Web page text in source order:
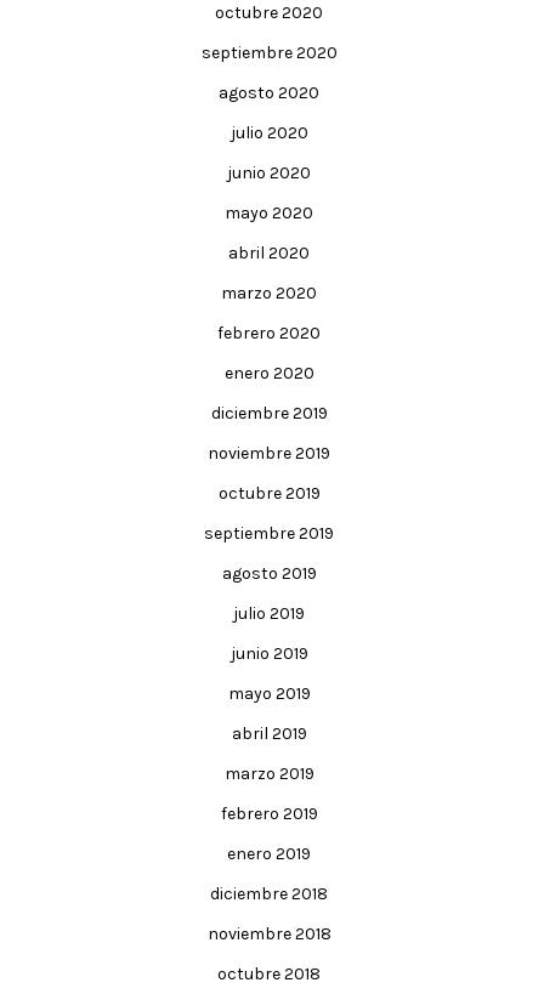
octubre 2020
septiembre 2020
agosto 2020
julio 2020
junio 2020
mayo 2020
abril 2020
marzo 2020
febrero 2020
enero 2020
diciembre 2019
noviembre 2019
octubre 2019
septiembre 2019
agosto 2019
julio 2019
junio 2019
mayo 2019
abril 2019
marzo 2019
febrero 2019
enero 2019
diciembre 2018
noviembre 2018
octubre 2018